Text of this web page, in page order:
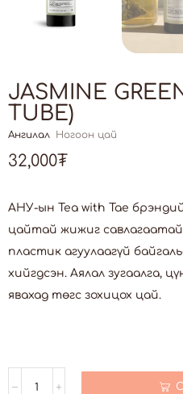
JASMINE
TUBE)
Ангилал Ногоон цай
32,000₮
АНУ-ын Tea with Tae
цайтай жижиг
пластик агуулаагүй
хийгдсэн. Аялал зугаалга,
явахад төгс зохицох цай.